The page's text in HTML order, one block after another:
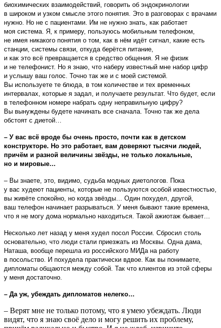
биохимических взаимодействий, говорить об эндокринологии
в широком и узком смысле этого понятия. Это в разговорах с врачами
нужно. Но не с пациентами. Им не нужно знать, как работает
моя система. Я, к примеру, пользуюсь мобильным телефоном,
не имея никакого понятия о том, как в нём идёт сигнал, какие есть
станции, системы связи, откуда берётся питание,
и как это всё превращается в средство общения. Я не физик
и не телефонист. Но я знаю, что наберу известный мне набор цифр
и услышу ваш голос. Точно так же и с моей системой.
Вы используете те блюда, в том количестве и тех временных
интервалах, которые я задал, и получаете результат. Что будет, если
в телефонном номере набрать одну неправильную цифру?
Вы вынуждены будете начинать все сначала. Точно так же дела
обстоят с диетой…
– У вас всё вроде бы очень просто, почти как в детском
конструкторе. Но это работает, вам доверяют тысячи людей,
причём и разной величины звёзды, не только локальные,
но и мировые…
– Вы знаете, это, видимо, судьба модных диетологов. Пока
у вас худеют пациенты, которые не пользуются особой известностью,
вы живёте спокойно, но когда звёзды… Один похудел, другой,
ваш телефон начинает разрываться. У меня бывают такие времена,
что я не могу дома нормально находиться. Такой ажиотаж бывает…
Несколько лет назад у меня худел посол России. Сбросил столь
основательно, что люди стали приезжать из Москвы. Одна дама,
Наташа, вообще перешла из российского МИДа на работу
в посольство. И похудела практически вдвое. Как вы понимаете,
дипломаты общаются между собой. Так что клиентов из этой сферы
у меня достаточно.
– Да уж, убеждать дипломатов нелегко…
– Верят мне не только потому, что я умею убеждать. Люди
видят, что я знаю своё дело и могу решить их проблему,